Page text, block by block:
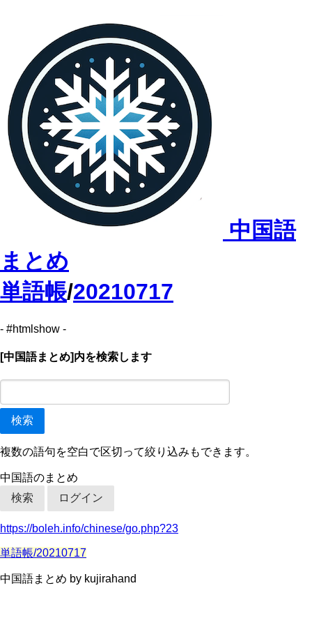
中国語
まとめ
単語帳/20210717
- #htmlshow -
[中国語まとめ]内を検索します
複数の語句を空白で区切って絞り込みもできます。
中国語のまとめ
検索
ログイン
https://boleh.info/chinese/go.php?23
単語帳/20210717
中国語まとめ by kujirahand